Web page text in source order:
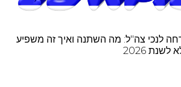
לנכי צה"ל: מה השתנה ואיך זה משפיע
2026